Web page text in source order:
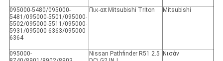
095000-5480/095000-
5481/095000-5501/095000-
5502/095000-5511/095000-
5931/095000-6363/095000-
6364
Πικ-απ Mitsubishi Triton Mitsubishi
095000-
Nissan Pathfinder R51 2.5
Νισάν